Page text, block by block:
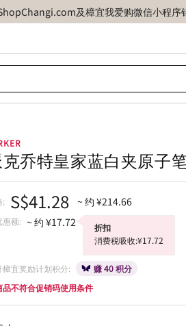
及樟宜我爱购微信小程序
乔特皇家蓝白夹原子
: S$41.28 ~ 约 ¥214.66
惠额: ~ 约 ¥17.72
折扣
消费税吸收:¥17.72
樟宜奖励计划积分:
赚 40 积分
品不符合促销码使用条件